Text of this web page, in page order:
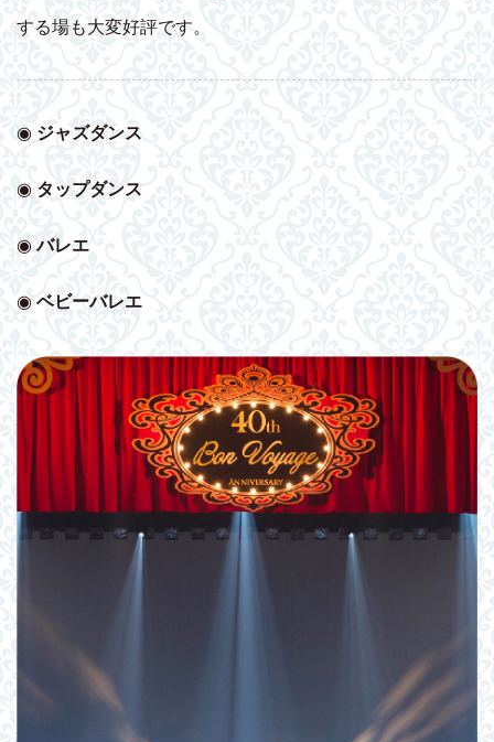
する場も大変好評です。
◉ ジャズダンス
◉ タップダンス
◉バレエ
◉ベビーバレエ